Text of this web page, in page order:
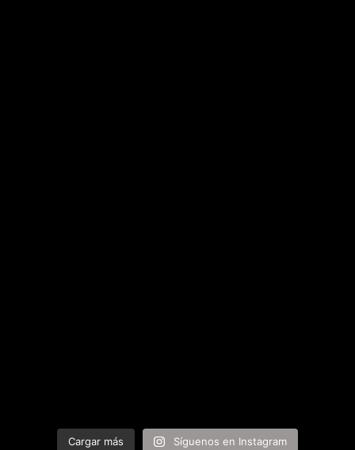
Cargar más Síguenos en Instagram